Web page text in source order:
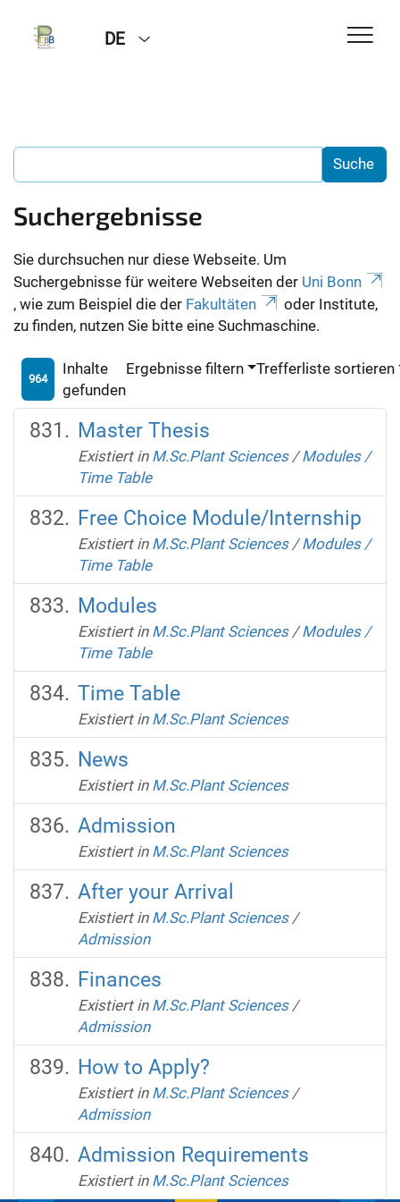
DE
Suchergebnisse
Sie durchsuchen nur diese Webseite. Um
Suchergebnisse für weitere Webseiten der Uni Bonn
, wie zum Beispiel die der Fakultäten
oder Institute,
zu finden, nutzen Sie bitte eine Suchmaschine.
964
Inhalte
gefunden
Ergebnisse filtern Trefferliste sortieren
Master Thesis
Existiert in M.Sc.Plant Sciences /Modules /
Time Table
Free Choice Module/Internship
Existiert in M.Sc.Plant Sciences /Modules /
Time Table
Modules
Existiert in M.Sc.Plant Sciences /Modules /
Time Table
Time Table
Existiert in M.Sc.Plant Sciences
News
Existiert in M.Sc.Plant Sciences
Admission
Existiert in M.Sc.Plant Sciences
After your Arrival
Existiert in M.Sc.Plant Sciences /
Admission
Finances
Existiert in M.Sc.Plant Sciences /
Admission
How to Apply?
Existiert in M.Sc.Plant Sciences /
Admission
Admission Requirements
Existiert in M.Sc.Plant Sciences